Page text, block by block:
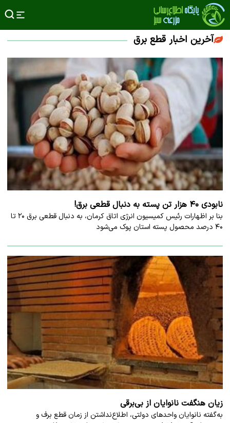
آخرین اخبار قطع برق
نابودی ۴۰ هزار تن پسته به دنبال قطعی برق!
بنا بر اظهارات رئیس کمیسیون انرژی اتاق کرمان، به دنبال قطعی برق ۲۰ تا
۴۰ درصد محصول پسته استان پوک می‌شود
زیان هنگفت نانوایان از بی‌برقی
به‌گفته نانوایان واحدهای دولتی، اطلاع‌نداشتن از زمان قطع برف و